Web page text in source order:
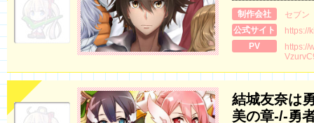
制作会社
セブン
公式サイト
https://
PV
https://
結城友奈は
美の章-/-勇